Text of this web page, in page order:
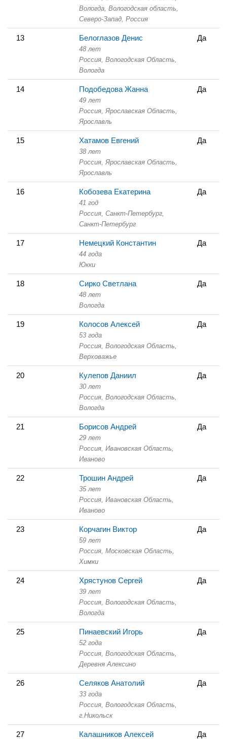
Вологда, Вологодская область,
Северо-Запад, Россия
13 Белоглазов Денис
48 лет
Россия, Вологодская Область,
Вологда
Да
14 Подобедова Жанна
49 лет
Россия, Ярославская Область,
Ярославль
Да
15 Хатамов Евгений
38 лет
Россия, Ярославская Область,
Ярославль
Да
16 Кобозева Екатерина
41 год
Россия, Санкт-Петербург,
Санкт-Петербург
Да
17 Немецкий Константин
44 года
Юкки
Да
18 Сирко Светлана
48 лет
Вологда
Да
19 Колосов Алексей
53 года
Россия, Вологодская Область,
Верховажье
Да
20 Кулепов Даниил
30 лет
Россия, Вологодская Область,
Вологда
Да
21 Борисов Андрей
29 лет
Россия, Ивановская Область,
Иваново
Да
22 Трошин Андрей
35 лет
Россия, Ивановская Область,
Иваново
Да
23 Корчагин Виктор
59 лет
Россия, Московская Область,
Химки
Да
24 Хрястунов Сергей
39 лет
Россия, Вологодская Область,
Вологда
Да
25 Пинаевский Игорь
52 года
Россия, Вологодская Область,
Деревня Алексино
Да
26 Селяков Анатолий
33 года
Россия, Вологодская Область,
г.Никольск
Да
27 Калашников Алексей Да